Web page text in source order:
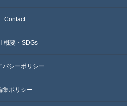
Contact
概要・SDGs
バシーポリシー
集ポリシー